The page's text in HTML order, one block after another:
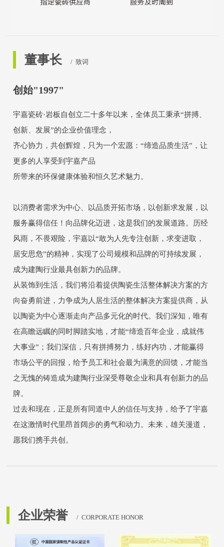
董事长 / 致词
创始"1997"
宇嘉瓷砖·岩板自创立二十多年以来，全体员工秉承“拼搏、
创新、发展”的企业价值理念，
齐心协力，共创辉煌，只为一个宏愿：“缔造品质生活”，让
更多的人享受到宇嘉产品
所带来的环保健康体验和恒久艺术魅力。
以消费者需求为中心、以品质开拓市场，以创新求发展，以
服务赢得信任！向品牌化迈进，这是我们的发展道路。历经
风雨，不畏艰险，宇嘉以“敢为人先专注创新，求变进取，
居安思危”的精神，实现了公司规模和品牌的可持续发展，
成为建陶行业最具创新力的品牌。
从装饰到生活，我们将沿着提供陶瓷生活整体解决方案的方
向奋勇前进，力争成为人居生活的整体解决方案提供商，从
以陶瓷为中心逐渐走向产品多元化的时代。我们深知，唯有
在高瞻远瞩的同时脚踏实地，才能“缔造百年企业，成就伟
大事业”；我们深信，只有拼搏努力，练好内功，才能赢得
市场公平的回报，给予员工和社会最为满意的回馈，才能当
之无愧的铸造成为建陶行业深受尊敬企业和具有创新力的品
牌。
过去和现在，正是所有同道中人的信任与支持，给予了宇嘉
在这激情时代里昂首阔步的勇气和动力。未来，雄关漫道，
愿我们携手共创。
企业荣誉 / CORPORATE HONOR